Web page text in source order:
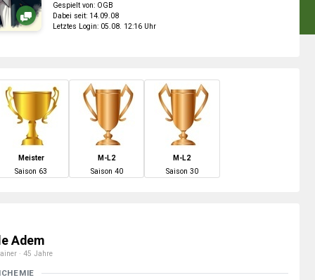
Gespielt von: OGB
Dabei seit: 14.09.08
Letztes Login: 05.08. 12:16 Uhr
Meister
Saison 63
M-L2
Saison 40
M-L2
Saison 30
Adem
· 45 Jahre